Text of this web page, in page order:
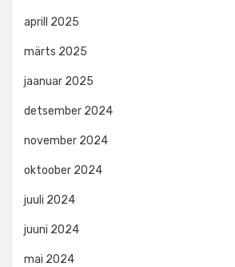
aprill 2025
märts 2025
jaanuar 2025
detsember 2024
november 2024
oktoober 2024
juuli 2024
juuni 2024
mai 2024